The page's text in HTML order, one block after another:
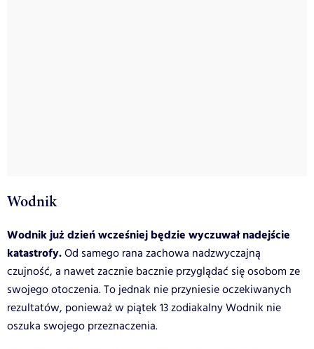
Wodnik
Wodnik już dzień wcześniej będzie wyczuwał nadejście
katastrofy.Od samego rana zachowa nadzwyczajną
czujność, a nawet zacznie bacznie przyglądać się osobom ze
swojego otoczenia. To jednak nie przyniesie oczekiwanych
rezultatów, ponieważw piątek 13zodiakalny Wodnik nie
oszuka swojego przeznaczenia.